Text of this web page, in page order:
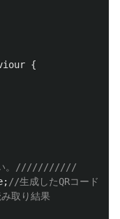
{
さい。///////////
; //生成したQRコード
取り結果